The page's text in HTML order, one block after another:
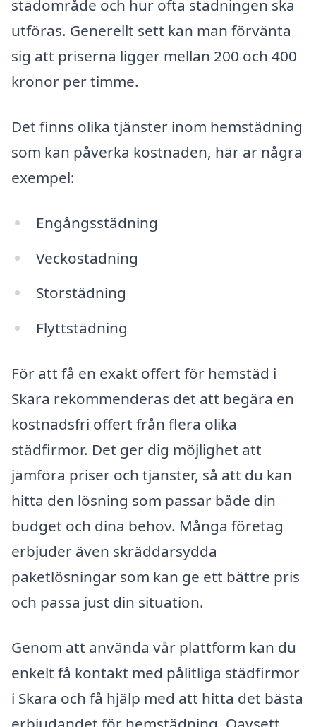
städområde och hur ofta städningen ska
utföras. Generellt sett kan man förvänta
sig att priserna ligger mellan 200 och 400
kronor per timme.
Det finns olika tjänster inom hemstädning
som kan påverka kostnaden, här är några
exempel:
Engångsstädning
Veckostädning
Storstädning
Flyttstädning
För att få en exakt offert för hemstäd i
Skara rekommenderas det att begära en
kostnadsfri offert från flera olika
städfirmor. Det ger dig möjlighet att
jämföra priser och tjänster, så att du kan
hitta den lösning som passar både din
budget och dina behov. Många företag
erbjuder även skräddarsydda
paketlösningar som kan ge ett bättre pris
och passa just din situation.
Genom att använda vår plattform kan du
enkelt få kontakt med pålitliga städfirmor
i Skara och få hjälp med att hitta det bästa